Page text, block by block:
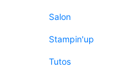
Salon
Stampin'up
Tutos